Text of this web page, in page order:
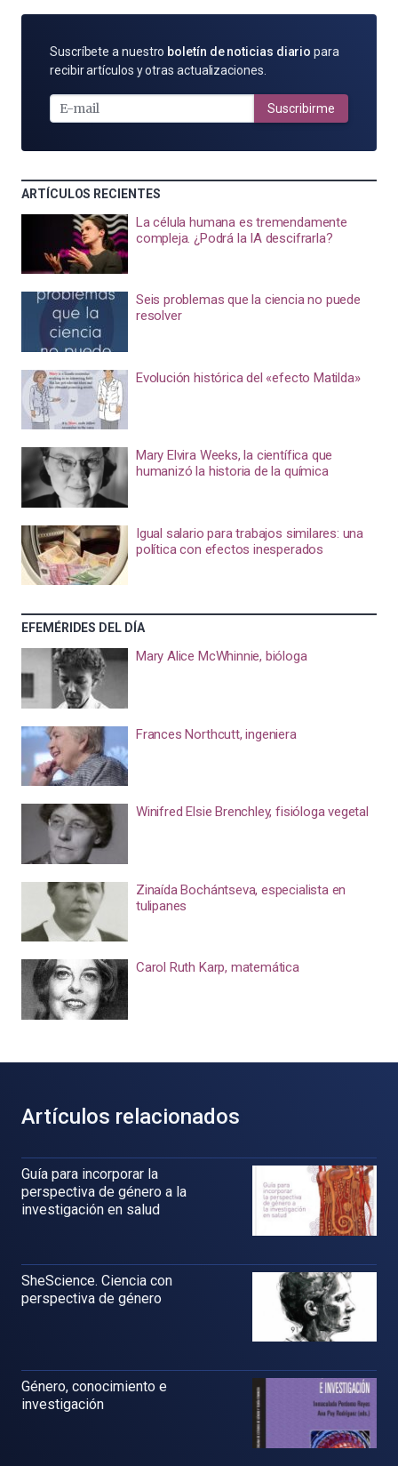
SUSCRÍBETE
POR
MAIL
Suscríbete a nuestro boletín de noticias diario para
recibir artículos y otras actualizaciones.
Suscribirme
ARTÍCULOS RECIENTES
La célula humana es tremendamente
compleja. ¿Podrá la IA descifrarla?
Seis problemas que la ciencia no puede
resolver
Evolución histórica del «efecto Matilda»
Mary Elvira Weeks, la científica que
humanizó la historia de la química
Igual salario para trabajos similares: una
política con efectos inesperados
EFEMÉRIDES DEL DÍA
Mary Alice McWhinnie, bióloga
Frances Northcutt, ingeniera
Winifred Elsie Brenchley, fisióloga vegetal
Zinaída Bochántseva, especialista en
tulipanes
Carol Ruth Karp, matemática
Artículos relacionados
Guía para incorporar la
perspectiva de género a la
investigación en salud
SheScience. Ciencia con
perspectiva de género
Género, conocimiento e
investigación